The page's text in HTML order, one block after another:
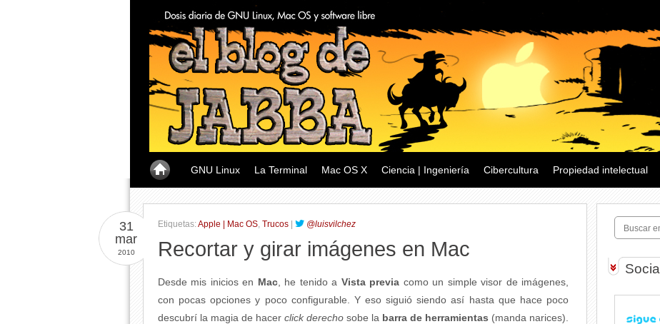
GNU Linux La Terminal Mac OS X Ciencia | Ingeniería Cibercultura Propiedad intelectual
Etiquetas:Apple | Mac OS, Trucos @luisvilchez
31
mar
2010 Recortar y girar imágenes en Mac
Desde mis inicios en Mac, he tenido a Vista previa como un simple visor de imágenes,
con pocas opciones y poco configurable. Y eso siguió siendo así hasta que hace poco
descubrí la magia de hacer click derecho sobe la barra de herramientas (manda narices).
Social